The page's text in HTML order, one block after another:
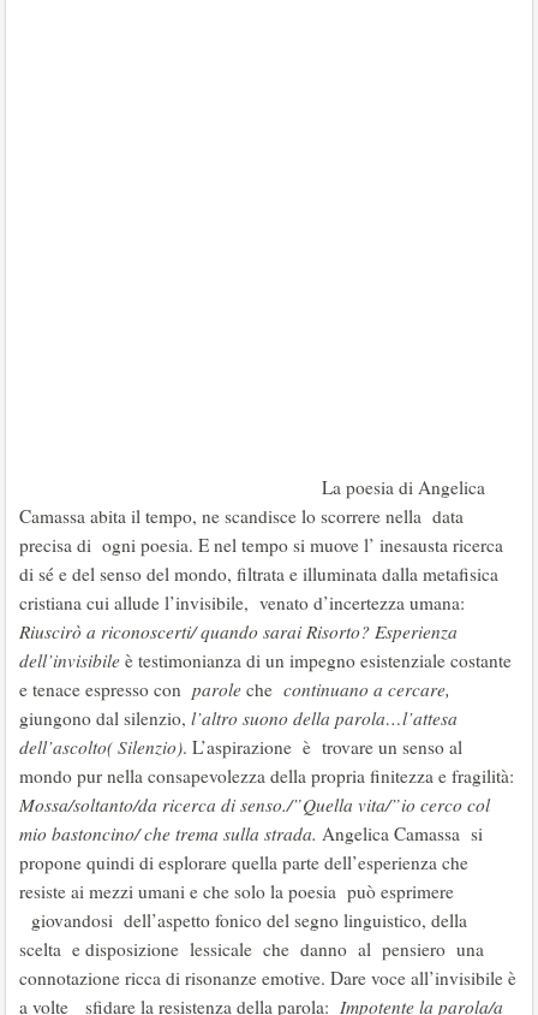
La poesia di Angelica
Camassa abita il tempo, ne scandisce lo scorrere nella data
precisa di ogni poesia. E nel tempo si muove l’ inesausta ricerca
di sé e del senso del mondo, filtrata e illuminata dalla metafisica
cristiana cui allude l’invisibile, venato d’incertezza umana:
Riuscirò a riconoscerti/ quando sarai Risorto? Esperienza
dell’invisibile è testimonianza di un impegno esistenziale costante
e tenace espresso con parole che continuano a cercare,
giungono dal silenzio, l’altro suono della parola…l’attesa
dell’ascolto( Silenzio). L’aspirazione è trovare un senso al
mondo pur nella consapevolezza della propria finitezza e fragilità:
Mossa/soltanto/da ricerca di senso./”Quella vita/”io cerco col
mio bastoncino/ che trema sulla strada. Angelica Camassa si
propone quindi di esplorare quella parte dell’esperienza che
resiste ai mezzi umani e che solo la poesia può esprimere
giovandosi dell’aspetto fonico del segno linguistico, della
scelta e disposizione lessicale che danno al pensiero una
connotazione ricca di risonanze emotive. Dare voce all’invisibile è
a volte sfidare la resistenza della parola: Impotente la parola/a